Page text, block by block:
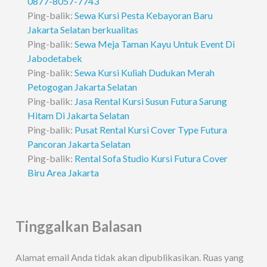
Ping-balik:Sewa Kursi Pesta Kebayoran Baru
Jakarta Selatan berkualitas
Ping-balik:Sewa Meja Taman Kayu Untuk Event Di
Jabodetabek
Ping-balik:Sewa Kursi Kuliah Dudukan Merah
Petogogan Jakarta Selatan
Ping-balik: Jasa Rental Kursi Susun Futura Sarung
Hitam Di Jakarta Selatan
Ping-balik: Pusat Rental Kursi Cover Type Futura
Pancoran Jakarta Selatan
Ping-balik: Rental Sofa Studio Kursi Futura Cover
Biru Area Jakarta
Tinggalkan Balasan
Alamat email Anda tidak akan dipublikasikan. Ruas yang